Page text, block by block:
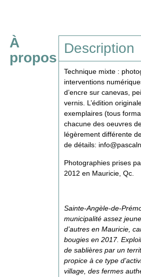
À
propos
Description
Technique mixte :
interventions
d’encre sur canevas,
vernis. L’édition
exemplaires (tous
chacune des oeuvres
légèrement différente
de détails:
Photographies prises
2012 en Mauricie, Qc.
Sainte-Angèle-de-
municipalité assez
d’autres en Mauricie,
bougies en 2017.
de sablières par un
propice à ce type
village, des fermes